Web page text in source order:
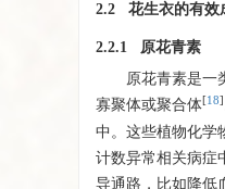
2.2 花生衣的有效
2.2.1 原花青素
原花青素是一
寡聚体或聚合体[18]
中。这些植物化学
计数异常相关病症
导通路，比如降低